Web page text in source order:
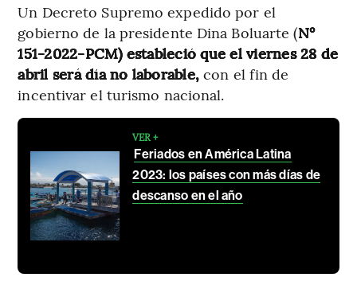
Un Decreto Supremo expedido por el
gobierno de la presidente Dina Boluarte (N°
151-2022-PCM) estableció que el viernes 28 de
abril será día no laborable, con el fin de
incentivar el turismo nacional.
VER +
Feriados en América Latina
2023: los países con más días de
descanso en el año